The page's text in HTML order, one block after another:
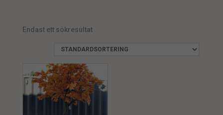
Endast ett sökresultat